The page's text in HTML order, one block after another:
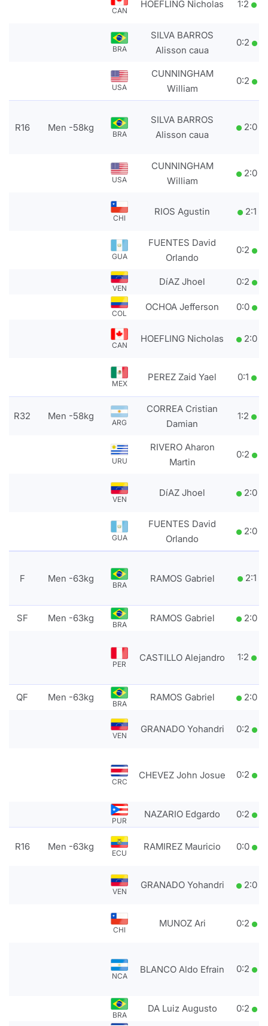
CAN
HOEFLING Nicholas 1:2
BRA
SILVA BARROS
Alisson caua
0:2
USA
CUNNINGHAM
William
0:2
R16 Men -58kg
BRA
SILVA BARROS
Alisson caua
2:0
USA
CUNNINGHAM
William
2:0
CHI
RIOS Agustin 2:1
GUA
FUENTES David
Orlando
0:2
VEN
DíAZ Jhoel 0:2
COL
OCHOA Jefferson 0:0
CAN
HOEFLING Nicholas 2:0
MEX
PEREZ Zaid Yael 0:1
R32 Men -58kg
ARG
CORREA Cristian
Damian
1:2
URU
RIVERO Aharon
Martin
0:2
VEN
DíAZ Jhoel 2:0
GUA
FUENTES David
Orlando
2:0
F Men -63kg
BRA
RAMOS Gabriel 2:1
SF Men -63kg
BRA
RAMOS Gabriel 2:0
PER
CASTILLO Alejandro 1:2
QF Men -63kg
BRA
RAMOS Gabriel 2:0
VEN
GRANADO Yohandri 0:2
CRC
CHEVEZ John Josue 0:2
PUR
NAZARIO Edgardo 0:2
R16 Men -63kg
ECU
RAMIREZ Mauricio 0:0
VEN
GRANADO Yohandri 2:0
CHI
MUNOZ Ari 0:2
NCA
BLANCO Aldo Efrain 0:2
BRA
DA Luiz Augusto 0:2